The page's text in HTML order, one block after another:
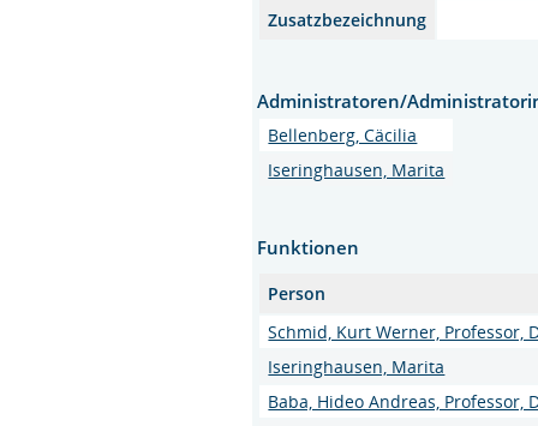
Zusatzbezeichnung
Administratoren/
Bellenberg, Cäcilia
Iseringhausen, Marita
Funktionen
Person
Schmid, Kurt Werner, Professor,
Iseringhausen, Marita
Baba, Hideo Andreas, Professor,